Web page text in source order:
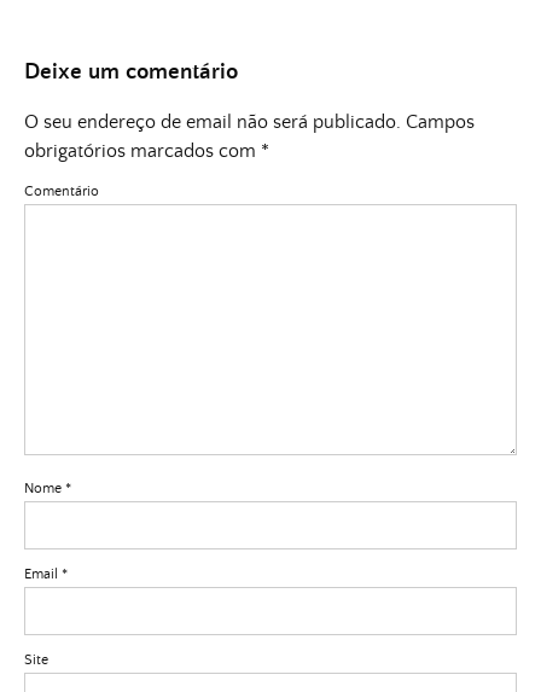
Deixe um comentário
O seu endereço de email não será publicado. Campos
obrigatórios marcados com *
Comentário
Nome *
Email *
Site